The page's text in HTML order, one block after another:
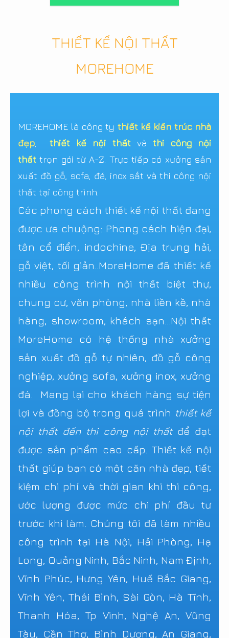
THIẾT KẾ NỘI THẤT
MOREHOME
MOREHOME là công ty thiết kế kiến trúc nhà
đẹp
thiết kế nội thấtvàthi công nội
thất trọn gói từ A-Z. Trực tiếp có xưởng sản
xuất đồ gỗ, sofa, đá, inox sắt và thi công nội
thất tại công trình.
Các phong cách thiết kế nội thất đang
được ưa chuộng: Phong cách hiện đại,
tân cổ điển, indochine, Địa trung hải,
gỗ việt, tối giản..MoreHome đã thiết kế
nhiều công trình nội thất biệt thự,
chung cư, văn phòng, nhà liền kề, nhà
hàng, showroom, khách sạn...Nội thất
MoreHome có hệ thống nhà xưởng
sản xuất đồ gỗ tự nhiên, đồ gỗ công
nghiệp, xưởng sofa, xưởng inox, xưởng
đá. Mang lại cho khách hàng sự tiện
lợi và đồng bộ trong quá trình thiết kế
nội thất đến thi công nội thấtđể đạt
được sản phẩm cao cấp. Thiết kế nội
thất giúp bạn có một căn nhà đẹp, tiết
kiệm chi phí và thời gian khi thi công,
ước lượng được mức chi phí đầu tư
trước khi làm. Chúng tôi đã làm nhiều
công trình tại Hà Nội, Hải Phòng, Hạ
Long, Quảng Ninh, Bắc Ninh, Nam Định,
Vĩnh Phúc, Hưng Yên, Huế Bắc Giang,
Vĩnh Yên, Thái Bình, Sài Gòn, Hà Tĩnh,
Thanh Hóa, Tp Vinh, Nghệ An, Vũng
Tàu, Cần Thơ, Bình Dương, An Giang,